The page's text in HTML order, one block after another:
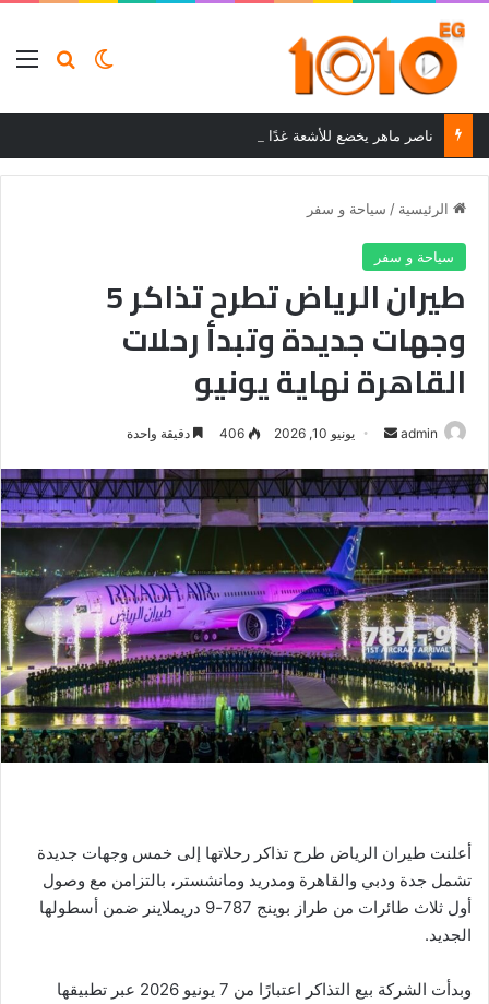
بحثالوضع
ناصر ماهر يخضع للأشعة غدًا لتحديد حجم إصابته مع بيراميدز
الرئيسية / سياحة و سفر
سياحة و سفر
طيران الرياض تطرح تذاكر 5
وجهات جديدة وتبدأ رحلات
القاهرة نهاية يونيو
admin
أرسل
إلكترونيا
يونيو 10, 2026 406 دقيقة واحدة
أعلنت طيران الرياض طرح تذاكر رحلاتها إلى خمس وجهات جديدة
تشمل جدة ودبي والقاهرة ومدريد ومانشستر، بالتزامن مع وصول
أول ثلاث طائرات من طراز بوينج 787-9 دريملاينر ضمن أسطولها
الجديد.
وبدأت الشركة بيع التذاكر اعتبارًا من 7 يونيو 2026 عبر تطبيقها